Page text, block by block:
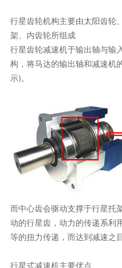
行星齿轮机构主要由太阳齿轮
架、内齿轮所组成
行星齿轮减速机于输出轴与输
构，将马达的输出轴和减速机
示)。
而中心齿会驱动支撑于行星托
动的行星齿，动力的传递系利
等的扭力传递，而达到减速之目
行星式减速机主要优点